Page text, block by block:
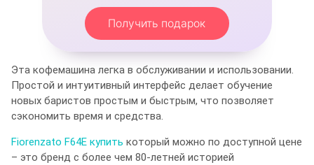
Получить подарок
Эта кофемашина легка в обслуживании и использовании.
Простой и интуитивный интерфейс делает обучение
новых баристов простым и быстрым, что позволяет
сэкономить время и средства.
Fiorenzato F64E купить который можно по доступной цене
– это бренд с более чем 80-летней историей